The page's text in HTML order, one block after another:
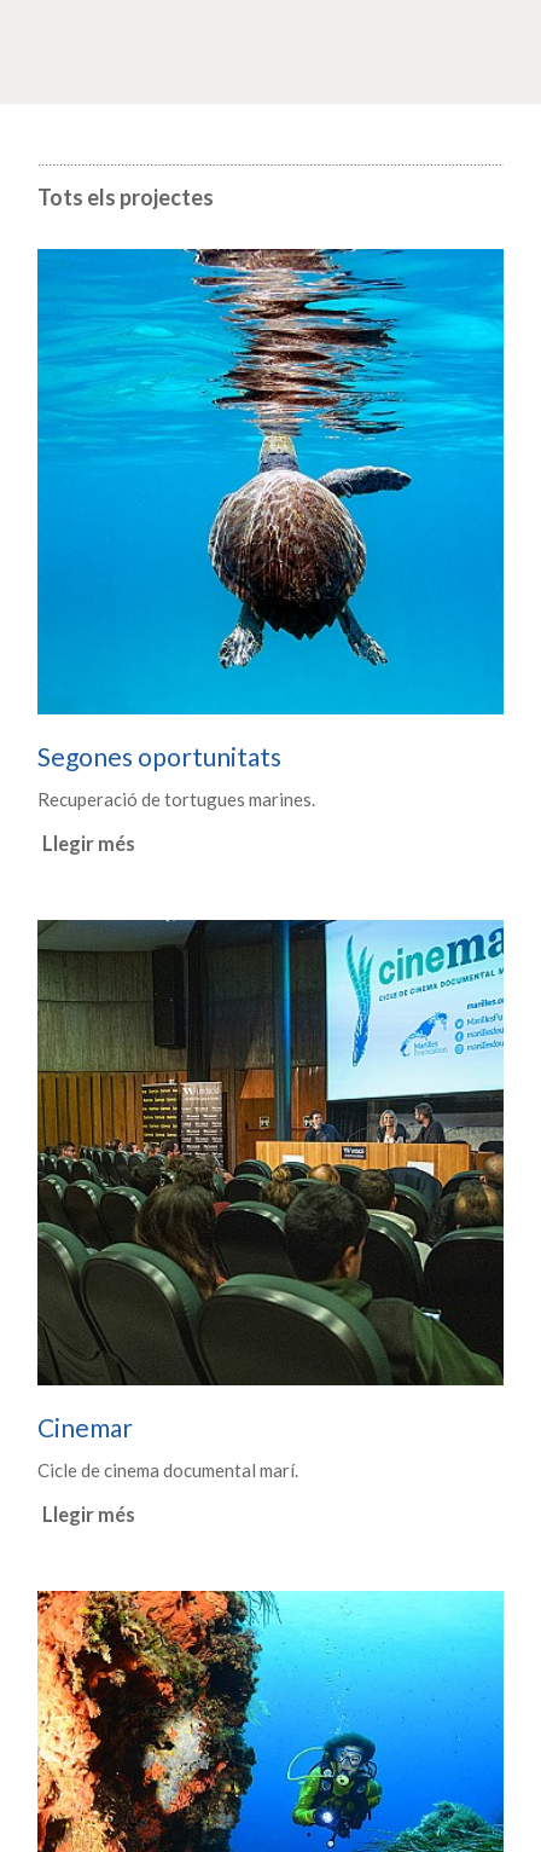
Tots els projectes
Segones oportunitats
Recuperació de tortugues marines.
Llegir més
Cinemar
Cicle de cinema documental marí.
Llegir més